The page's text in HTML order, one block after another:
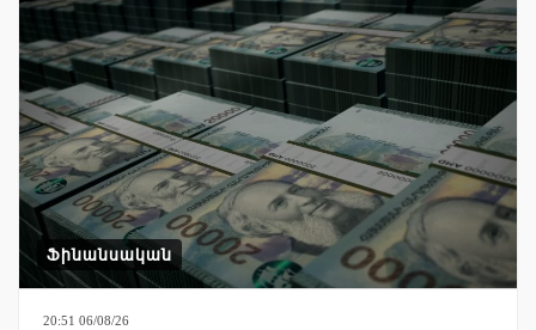
Ֆինանսական
20:51 06/08/26